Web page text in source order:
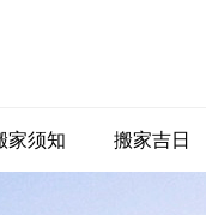
家须知 搬家吉日